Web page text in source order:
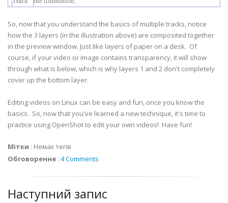
So, now that you understand the basics of multiple tracks, notice
how the 3 layers (in the illustration above) are composited together
in the preview window. Just like layers of paper on a desk. Of
course, if your video or image contains transparency, it will show
through what is below, which is why layers 1 and 2 don't completely
cover up the bottom layer.
Editing videos on Linux can be easy and fun, once you know the
basics. So, now that you've learned a new technique, it's time to
practice using OpenShot to edit your own videos! Have fun!
Мітки : Немає тегів
Обговорення : 4 Comments
Наступний запис